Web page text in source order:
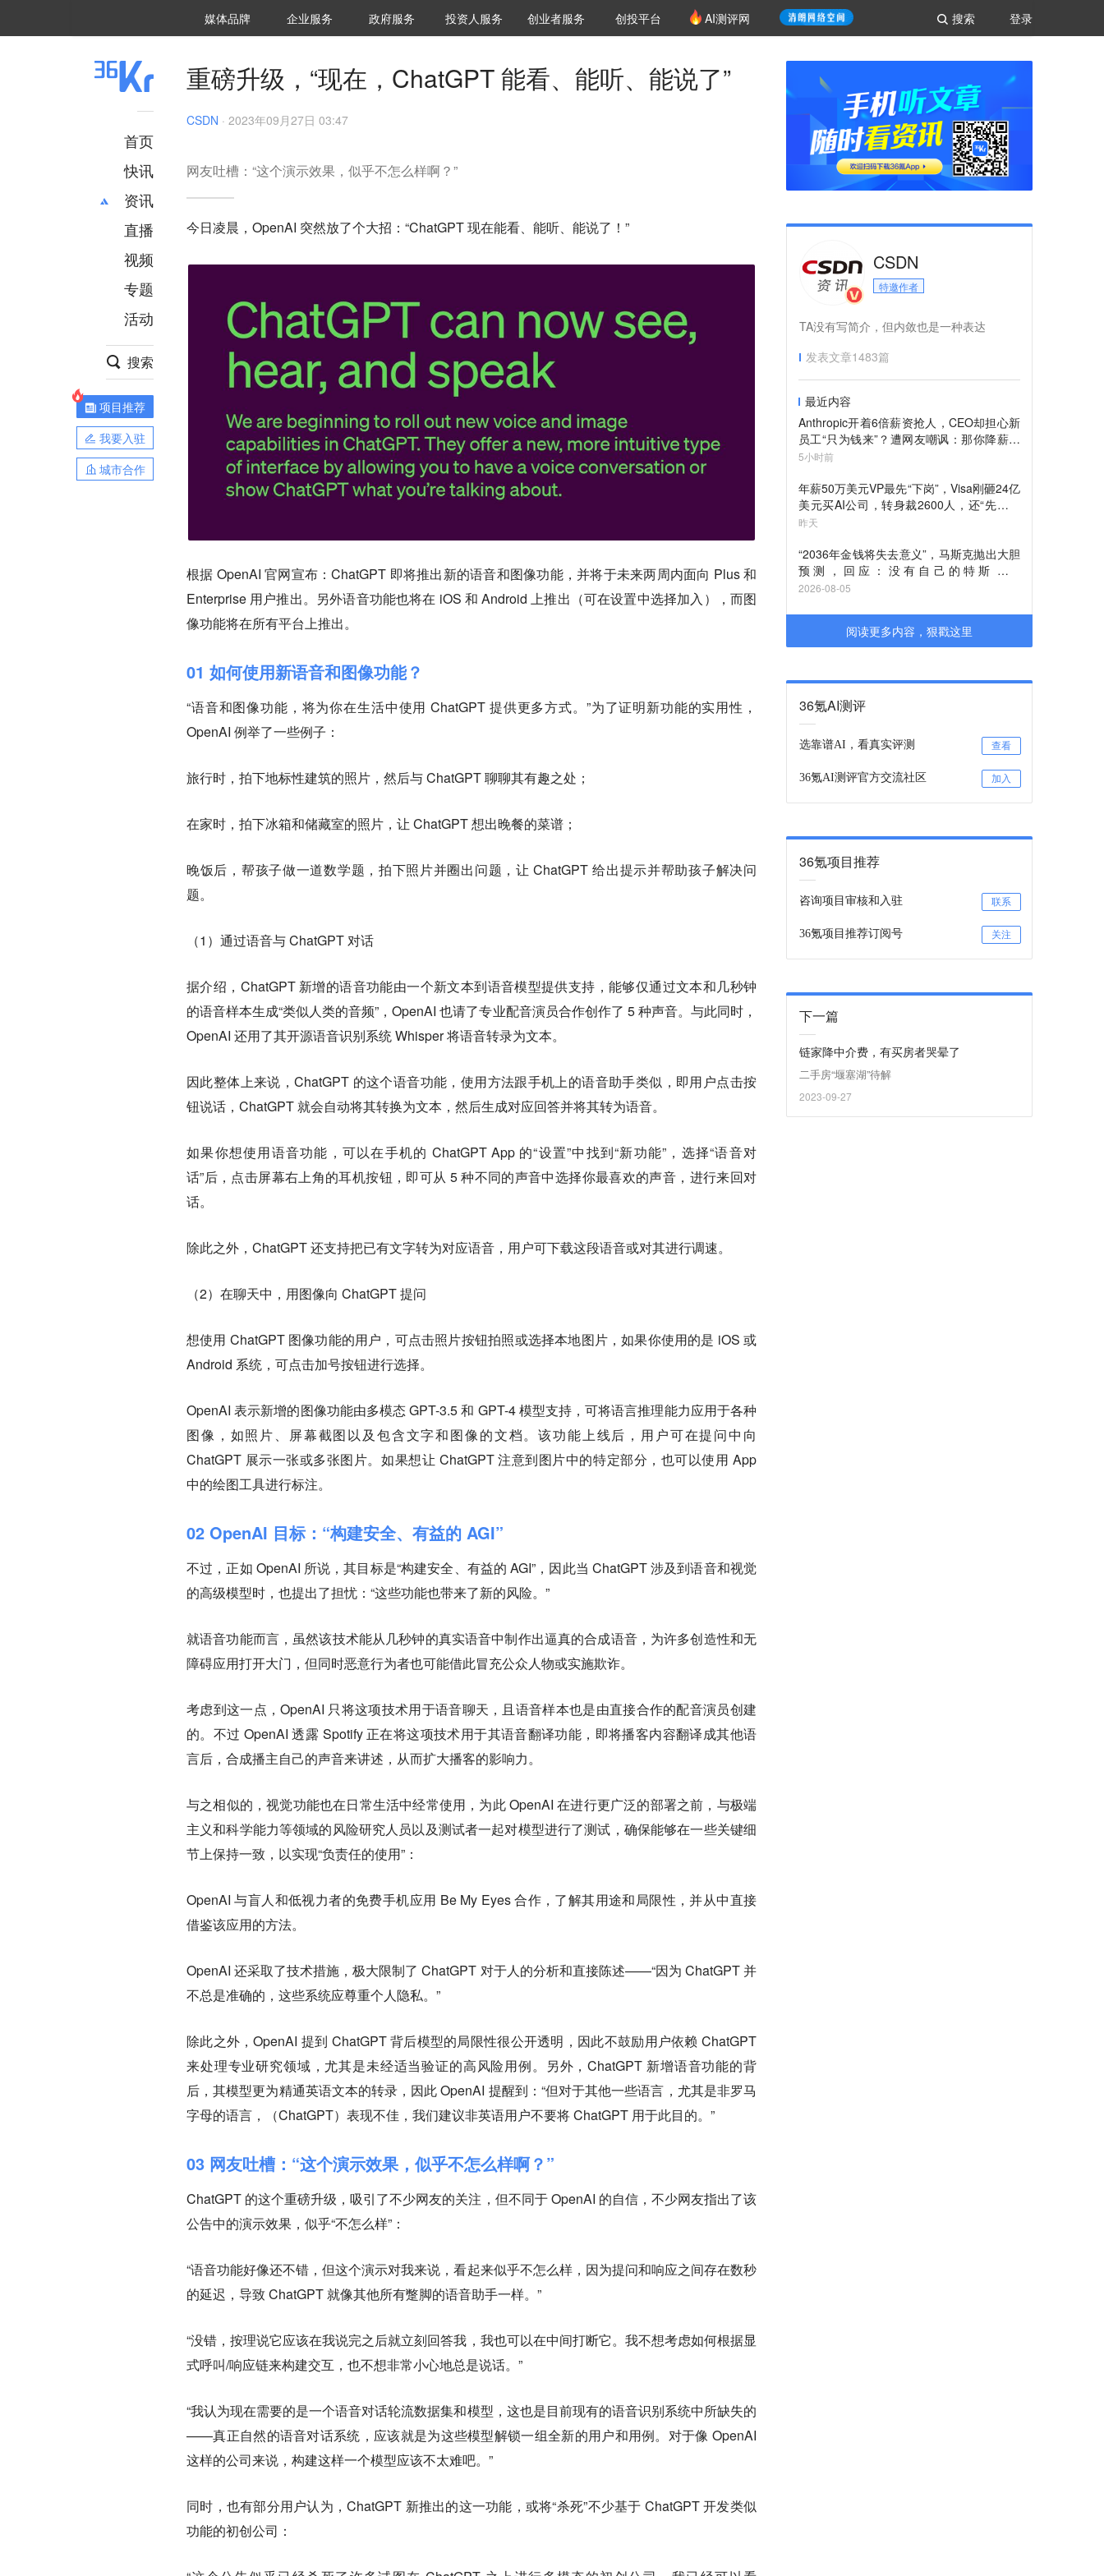
登录
搜索
媒体品牌 36Kr研究院
企业服务 城市之窗
政府服务 VClub投资机构库
投资机构职位推介
投资人服务 创投氪堂
创业者服务 创投平台 AI测评网
首页
快讯
资讯
推荐
财经
项目推荐
安徽
直播
视频
专题
活动
搜索
项目推荐
我要入驻
城市合作
重磅升级，“现在，ChatGPT 能看、能听、能说了”
CSDN · 2023年09月27日 03:47
​网友吐槽：​“这个演示效果，似乎不怎么样啊？”
今日凌晨，OpenAI 突然放了个大招：“ChatGPT 现在能看、能听、能说了！”
根据 OpenAI 官网宣布：ChatGPT 即将推出新的语音和图像功能，并将于未来两周内面向 Plus 和
Enterprise 用户推出。另外语音功能也将在 iOS 和 Android 上推出（可在设置中选择加入），而图
像功能将在所有平台上推出。
01 如何使用新语音和图像功能？
“语音和图像功能，将为你在生活中使用 ChatGPT 提供更多方式。”为了证明新功能的实用性，
OpenAI 例举了一些例子：
旅行时，拍下地标性建筑的照片，然后与 ChatGPT 聊聊其有趣之处；
在家时，拍下冰箱和储藏室的照片，让 ChatGPT 想出晚餐的菜谱；
晚饭后，帮孩子做一道数学题，拍下照片并圈出问题，让 ChatGPT 给出提示并帮助孩子解决问
题。
（1）通过语音与 ChatGPT 对话
据介绍，ChatGPT 新增的语音功能由一个新文本到语音模型提供支持，能够仅通过文本和几秒钟
的语音样本生成“类似人类的音频”，OpenAI 也请了专业配音演员合作创作了 5 种声音。与此同时，
OpenAI 还用了其开源语音识别系统 Whisper 将语音转录为文本。
因此整体上来说，ChatGPT 的这个语音功能，使用方法跟手机上的语音助手类似，即用户点击按
钮说话，ChatGPT 就会自动将其转换为文本，然后生成对应回答并将其转为语音。
如果你想使用语音功能，可以在手机的 ChatGPT App 的“设置”中找到“新功能”，选择“语音对
话”后，点击屏幕右上角的耳机按钮，即可从 5 种不同的声音中选择你最喜欢的声音，进行来回对
话。
除此之外，ChatGPT 还支持把已有文字转为对应语音，用户可下载这段语音或对其进行调速。
（2）在聊天中，用图像向 ChatGPT 提问
想使用 ChatGPT 图像功能的用户，可点击照片按钮拍照或选择本地图片，如果你使用的是 iOS 或
Android 系统，可点击加号按钮进行选择。
OpenAI 表示新增的图像功能由多模态 GPT-3.5 和 GPT-4 模型支持，可将语言推理能力应用于各种
图像，如照片、屏幕截图以及包含文字和图像的文档。该功能上线后，用户可在提问中向
ChatGPT 展示一张或多张图片。如果想让 ChatGPT 注意到图片中的特定部分，也可以使用 App
中的绘图工具进行标注。
02 OpenAI 目标：“构建安全、有益的 AGI”
不过，正如 OpenAI 所说，其目标是“构建安全、有益的 AGI”，因此当 ChatGPT 涉及到语音和视觉
的高级模型时，也提出了担忧：“这些功能也带来了新的风险。”
就语音功能而言，虽然该技术能从几秒钟的真实语音中制作出逼真的合成语音，为许多创造性和无
障碍应用打开大门，但同时恶意行为者也可能借此冒充公众人物或实施欺诈。
考虑到这一点，OpenAI 只将这项技术用于语音聊天，且语音样本也是由直接合作的配音演员创建
的。不过 OpenAI 透露 Spotify 正在将这项技术用于其语音翻译功能，即将播客内容翻译成其他语
言后，合成播主自己的声音来讲述，从而扩大播客的影响力。
与之相似的，视觉功能也在日常生活中经常使用，为此 OpenAI 在进行更广泛的部署之前，与极端
主义和科学能力等领域的风险研究人员以及测试者一起对模型进行了测试，确保能够在一些关键细
节上保持一致，以实现“负责任的使用”：
OpenAI 与盲人和低视力者的免费手机应用 Be My Eyes 合作，了解其用途和局限性，并从中直接
借鉴该应用的方法。
OpenAI 还采取了技术措施，极大限制了 ChatGPT 对于人的分析和直接陈述——“因为 ChatGPT 并
不总是准确的，这些系统应尊重个人隐私。”
除此之外，OpenAI 提到 ChatGPT 背后模型的局限性很公开透明，因此不鼓励用户依赖 ChatGPT
来处理专业研究领域，尤其是未经适当验证的高风险用例。另外，ChatGPT 新增语音功能的背
后，其模型更为精通英语文本的转录，因此 OpenAI 提醒到：“但对于其他一些语言，尤其是非罗马
字母的语言，（ChatGPT）表现不佳，我们建议非英语用户不要将 ChatGPT 用于此目的。”
03 网友吐槽：“这个演示效果，似乎不怎么样啊？”
ChatGPT 的这个重磅升级，吸引了不少网友的关注，但不同于 OpenAI 的自信，不少网友指出了该
公告中的演示效果，似乎“不怎么样”：
“语音功能好像还不错，但这个演示对我来说，看起来似乎不怎么样，因为提问和响应之间存在数秒
的延迟，导致 ChatGPT 就像其他所有蹩脚的语音助手一样。”
“没错，按理说它应该在我说完之后就立刻回答我，我也可以在中间打断它。我不想考虑如何根据显
式呼叫/响应链来构建交互，也不想非常小心地总是说话。”
“我认为现在需要的是一个语音对话轮流数据集和模型，这也是目前现有的语音识别系统中所缺失的
——真正自然的语音对话系统，应该就是为这些模型解锁一组全新的用户和用例。对于像 OpenAI
这样的公司来说，构建这样一个模型应该不太难吧。”
同时，也有部分用户认为，ChatGPT 新推出的这一功能，或将“杀死”不少基于 ChatGPT 开发类似
功能的初创公司：
CSDN
特邀作者
TA没有写简介，但内敛也是一种表达
发表文章1483篇
最近内容
Anthropic开着6倍薪资抢人，CEO却担心新
员工“只为钱来”？遭网友嘲讽：那你降薪试
试
5小时前
年薪50万美元VP最先“下岗”，Visa刚砸24亿
美元买AI公司，转身裁2600人，还“先砍高
管”？
昨天
“2036年金钱将失去意义”，马斯克抛出大胆
预测，回应：没有自己的特斯拉与
SpaceX、创办OpenAI的初衷
2026-08-05
阅读更多内容，狠戳这里
36氪AI测评
选靠谱AI，看真实评测 查看
36氪AI测评官方交流社区 加入
36氪项目推荐
咨询项目审核和入驻 联系
36氪项目推荐订阅号 关注
下一篇
链家降中介费，有买房者哭晕了
二手房“堰塞湖”待解
2023-09-27